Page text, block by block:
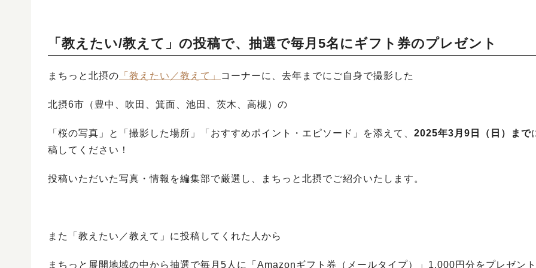
「教えたい/教えて」の投稿で、抽選で毎月5名にギフト券のプレゼント
まちっと北摂の 「教えたい／教えて」 コーナーに、去年までにご自身で撮影した
北摂6市（豊中、吹田、箕面、池田、茨木、高槻）の
「桜の写真」と「撮影した場所」「おすすめポイント・エピソード」を添えて、 2025年3月9日（日）まで
稿してください！
投稿いただいた写真・情報を編集部で厳選し、まちっと北摂でご紹介いたします。
また「教えたい／教えて」に投稿してくれた人から
まちっと展開地域の中から抽選で毎月5人に「Amazonギフト券（メールタイプ）」1,000円分をプレゼン